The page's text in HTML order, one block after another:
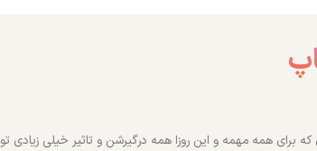
برای همه مهمه و این روزا همه درگیرشن و تاثیر خیلی زیادی تو